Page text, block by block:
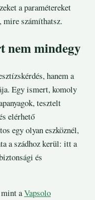
a paramétereket
számíthatsz.
nem mindegy
hanem a
Egy ismert, komoly
tesztelt
elérhető
egy olyan eszköznél,
a szádhoz kerül: itt a
és
aVapsolo